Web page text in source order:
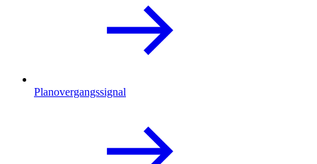
Planovergangssignal